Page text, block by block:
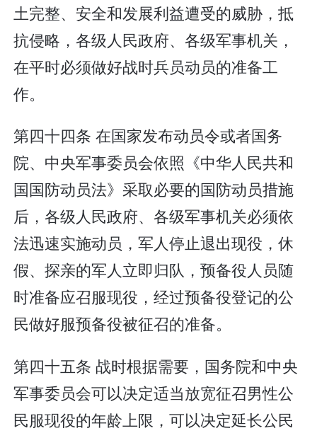
土完整、安全和发展利益遭受的威胁，抵
抗侵略，各级人民政府、各级军事机关，
在平时必须做好战时兵员动员的准备工
作。
第四十四条 在国家发布动员令或者国务
院、中央军事委员会依照《中华人民共和
国国防动员法》采取必要的国防动员措施
后，各级人民政府、各级军事机关必须依
法迅速实施动员，军人停止退出现役，休
假、探亲的军人立即归队，预备役人员随
时准备应召服现役，经过预备役登记的公
民做好服预备役被征召的准备。
第四十五条 战时根据需要，国务院和中央
军事委员会可以决定适当放宽征召男性公
民服现役的年龄上限，可以决定延长公民